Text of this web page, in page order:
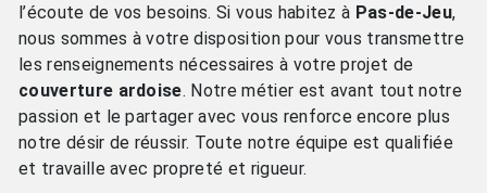
l’écoute de vos besoins. Si vous habitez à Pas-de-Jeu,
nous sommes à votre disposition pour vous transmettre
les renseignements nécessaires à votre projet de
couverture ardoise. Notre métier est avant tout notre
passion et le partager avec vous renforce encore plus
notre désir de réussir. Toute notre équipe est qualifiée
et travaille avec propreté et rigueur.